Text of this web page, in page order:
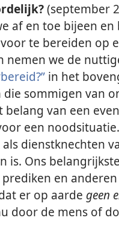
(september
af en toe bijeen en
te bereiden op
nemen we de
in het
sommigen van
belang van een
een
dienstknechten
is. Ons
en
er op aarde geen
door de mens of